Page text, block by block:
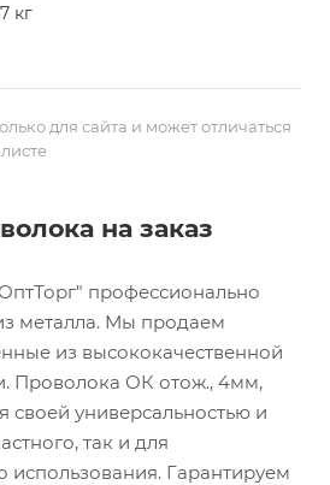
кг
для сайта и может отличаться
на заказ
профессионально
металла. Мы продаем
из высококачественной
Проволока ОК отож., 4мм,
своей универсальностью и
так и для
использования. Гарантируем